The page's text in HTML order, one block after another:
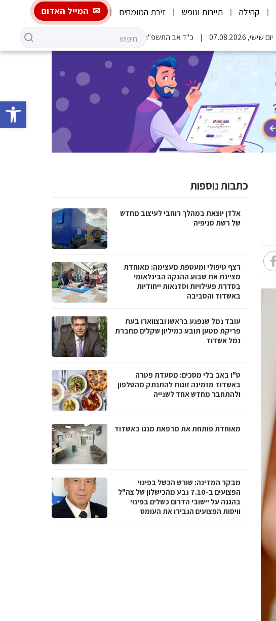
פתח
קהילה תיירות ונופש זירת המומחים המייל האדום
יום שישי, 07.08.2026 כ"ד אב התשפ"ו
כתבות נוספות
אלדן יוצאת במהלך רוחבי לעיצוב מחדש
של רשת סניפיה
רצף טיפולי ומעטפת מעצימה: מאוחדת
מציינת את שבוע ההנקה הבינלאומי
בסדרת פעילויות וסדנאות ייחודיות
באשדוד והסביבה
עובד נמל שנפגע בראשו ובצווארו בעת
פריקת מטען תובע כמיליון שקלים מחברת
נמל אשדוד
ט"ו באב בלי מסכים: מסעדת פטרה
באשדוד מזמינה זוגות להתנתק מהטלפון
ולהתחבר מחדש אחד לשנייה
מאוחדת פותחת את מרפאת מנגו באשדוד
מבקר המדינה: שורש הכשל בפינוי
הפצועים ב-7.10 נבע מהכישלון של צה"ל
בהגנה על יישובי הדרום כשלים בפינוי
וויסות הפצועים הגבירו את העומס